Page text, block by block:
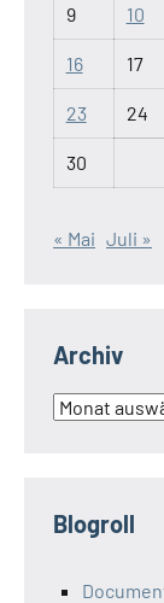
9 10
16 17
23 24
30
« Mai Juli »
Archiv
Archiv
Blogroll